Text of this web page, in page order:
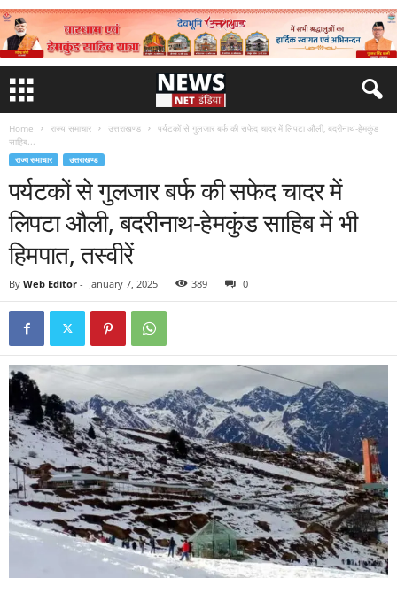
Home राज्य समाचार उत्तराखण्ड
पर्यटकों से गुलजार बर्फ की सफेद चादर में लिपटा औली, बदरीनाथ-हेमकुंड
साहिब...
राज्य समाचार उत्तराखण्ड
पर्यटकों से गुलजार बर्फ की सफेद चादर में
लिपटा औली, बदरीनाथ-हेमकुंड साहिब में भी
हिमपात, तस्वीरें
By Web Editor - January 7, 2025 389 0